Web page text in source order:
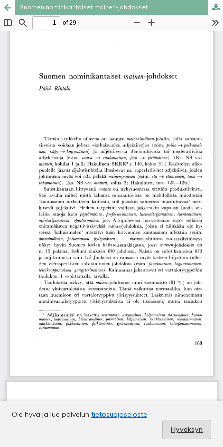
Suomen nominikantaiset mainen-johdokset
Ole hyvä ja lue palvelun tietosuojaseloste
Hyväksyn
Tieteellisten seurain valtuuskunta